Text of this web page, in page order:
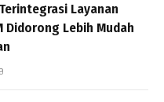
Layanan
Didorong Lebih Mudah